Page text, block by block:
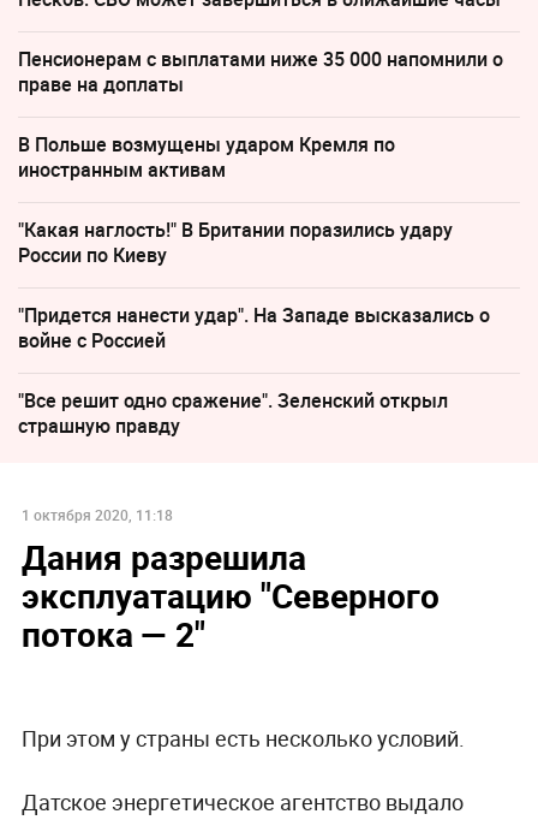
Пенсионерам с выплатами ниже 35 000 напомнили о
праве на доплаты
В Польше возмущены ударом Кремля по
иностранным активам
"Какая наглость!" В Британии поразились удару
России по Киеву
"Придется нанести удар". На Западе высказались о
войне с Россией
"Все решит одно сражение". Зеленский открыл
страшную правду
1 октября 2020, 11:18
Дания разрешила
эксплуатацию "Северного
потока — 2"
При этом у страны есть несколько условий.
Датское энергетическое агентство выдало